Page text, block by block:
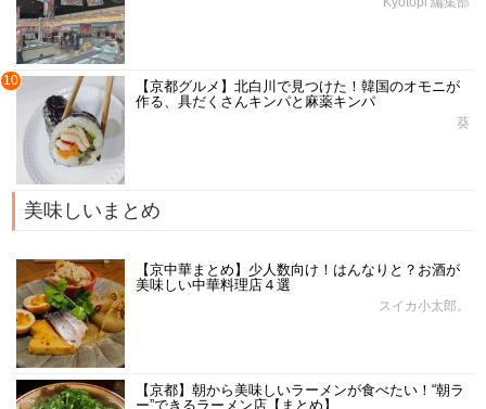
10
【京都グルメ】北白川で見つけた！韓国のオモニが
作る、具だくさんキンパと麻薬キンパ
葵
美味しいまとめ
【京中華まとめ】少人数向け！はんなりと？お酒が
美味しい中華料理店４選
スイカ小太郎。
【京都】朝から美味しいラーメンが食べたい！“朝ラ
ー”できるラーメン店【まとめ】